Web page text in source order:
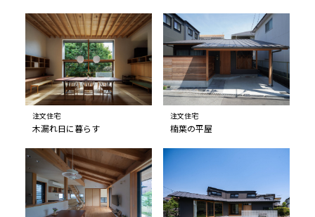
注文住宅
木漏れ日に暮らす
注文住宅
楠葉の平屋